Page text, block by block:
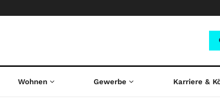
Wohnen Gewerbe Karriere &